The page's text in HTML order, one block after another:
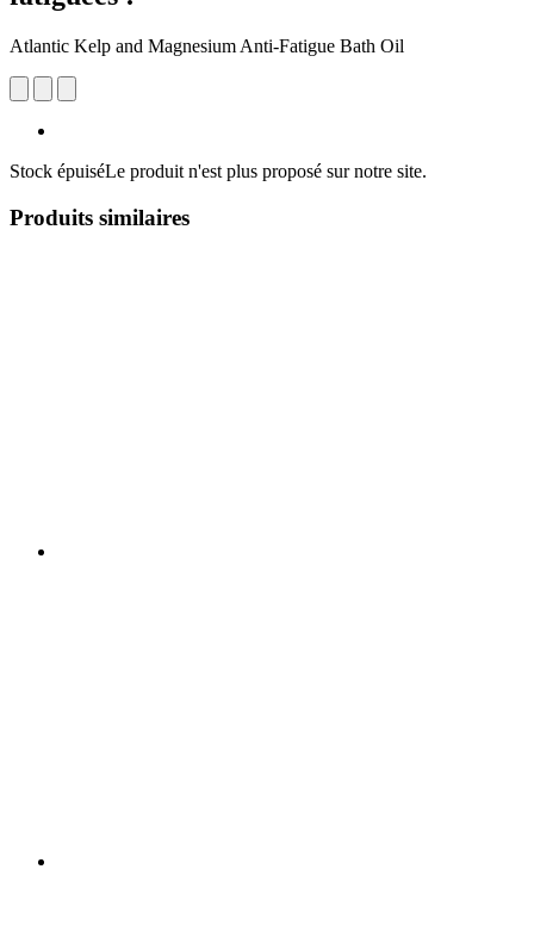
Atlantic Kelp and Magnesium Anti-Fatigue Bath Oil
Stock épuiséLe produit n'est plus proposé sur notre site.
Produits similaires